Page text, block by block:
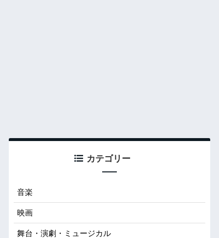
カテゴリー
音楽
映画
舞台・演劇・ミュージカル